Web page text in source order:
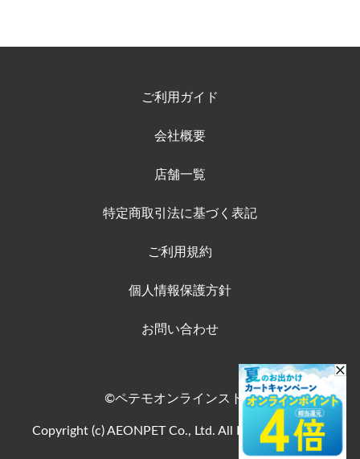
ご利用ガイド
会社概要
店舗一覧
特定商取引法に基づく表記
ご利用規約
個人情報保護方針
お問い合わせ
©ペテモオンラインストア
Copyright (c) AEONPET Co., Ltd. All Rights Reserved.